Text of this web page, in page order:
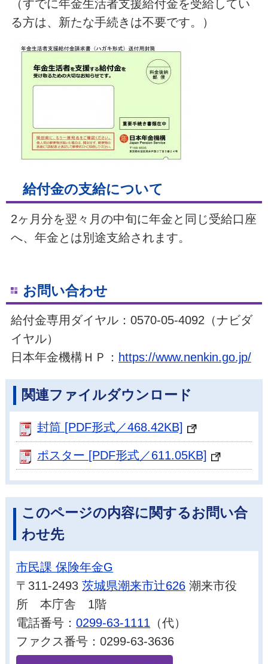
（すでに年金生活者支援給付金を受給してい
る方は、新たな手続きは不要です。）
給付金の支給について
2ヶ月分を翌々月の中旬に年金と同じ受給口座
へ、年金とは別途支給されます。
お問い合わせ
給付金専用ダイヤル：0570-05-4092（ナビダ
イヤル）
日本年金機構ＨＰ： https://www.nenkin.go.jp/
関連ファイルダウンロード
封筒 [PDF形式／468.42KB]
ポスター [PDF形式／611.05KB]
このページの内容に関するお問い合
わせ先
市民課 保険年金G
〒311-2493茨城県潮来市辻626 潮来市役
所 本庁舎 1階
電話番号：0299-63-1111 （代）
ファクス番号：0299-63-3636